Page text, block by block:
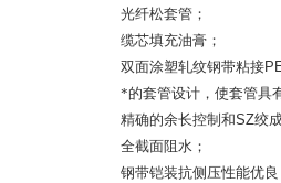
光纤松套管；
缆芯填充油膏；
双面涂塑轧纹钢带粘接
*的套管设计，使套管具
精确的余长控制和SZ绞
全截面阻水；
钢带铠装抗侧压性能优